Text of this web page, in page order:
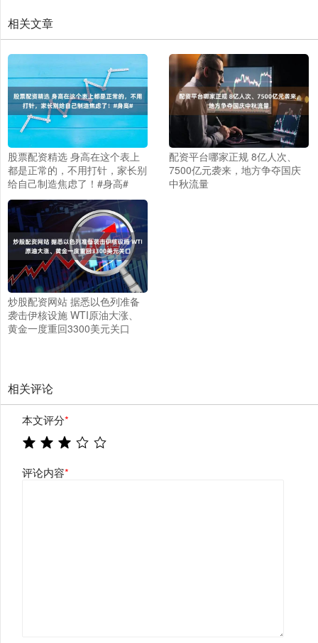
相关文章
股票配资精选 身高在这个表上
都是正常的，不用打针，家长别
给自己制造焦虑了！#身高#
配资平台哪家正规 8亿人次、
7500亿元袭来，地方争夺国庆
中秋流量
炒股配资网站 据悉以色列准备
袭击伊核设施 WTI原油大涨、
黄金一度重回3300美元关口
相关评论
本文评分*
评论内容*